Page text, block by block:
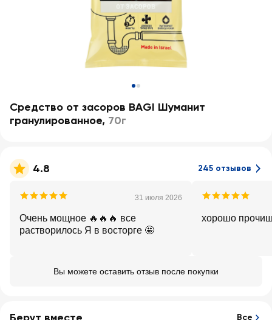
Средство от засоров BAGI Шуманит
гранулированное, 70г
4.8 245 отзывов
31 июля 2026
Очень мощное 🔥🔥🔥 все
растворилось Я в восторге 🤩
хорошо
Вы можете оставить отзыв после покупки
Все